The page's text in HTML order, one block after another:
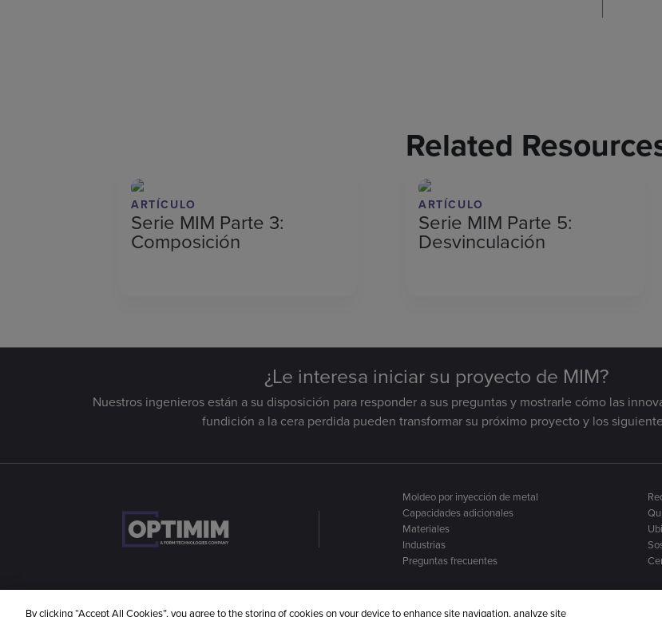
Related
ARTÍCULO
Serie MIM Parte 3:
Composición
ARTÍCULO
Serie MIM Parte 5:
Desvinculación
¿Le interesa iniciar su proyecto de MIM?
Nuestros ingenieros están a su disposición para responder a sus preguntas y mostrarle cómo las
fundición a la cera perdida pueden transformar su próximo proyecto y los
Moldeo por inyección de metal
Capacidades adicionales
Materiales
Industrias
Preguntas frecuentes
By clicking “Accept All Cookies”, you agree to the storing of cookies on your device to enhance site navigation, analyze site